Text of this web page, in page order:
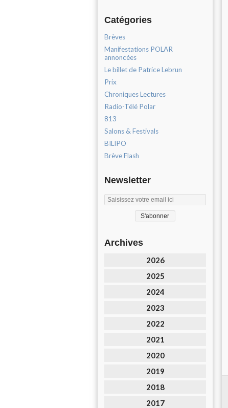
Catégories
Brèves
Manifestations POLAR
annoncées
Le billet de Patrice Lebrun
Prix
Chroniques Lectures
Radio-Télé Polar
813
Salons & Festivals
BILIPO
Brève Flash
Newsletter
Archives
2026
2025
2024
2023
2022
2021
2020
2019
2018
2017